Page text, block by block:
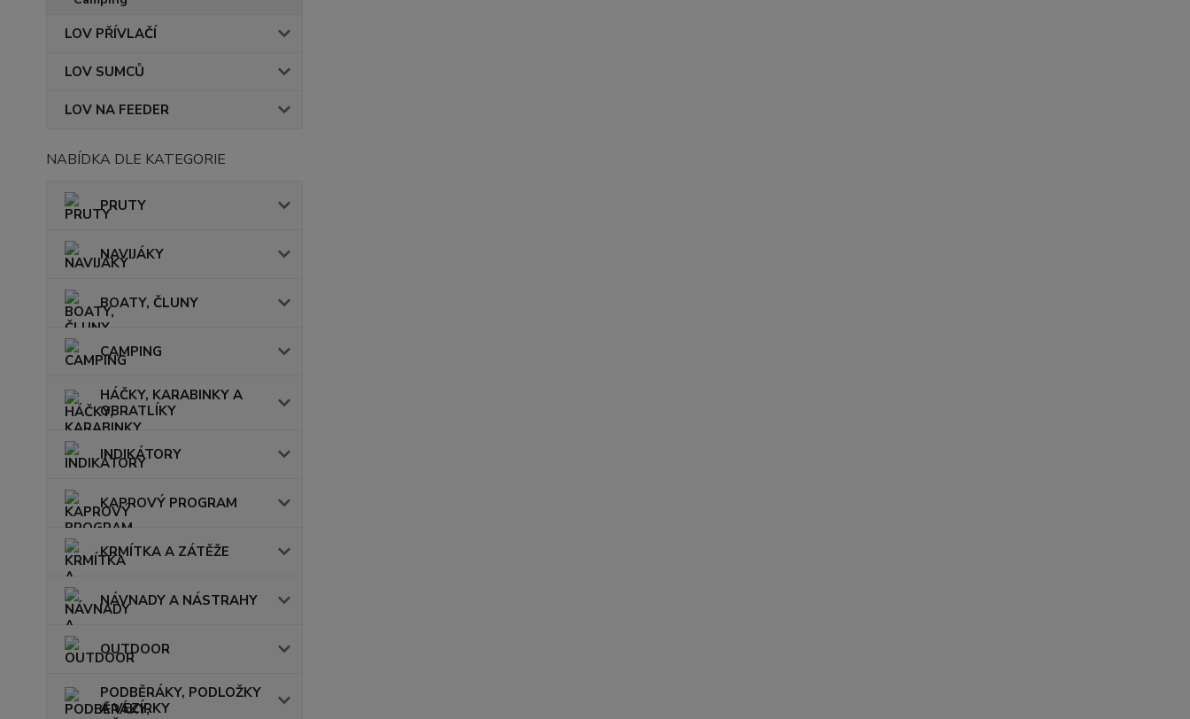
LOV PŘÍVLAČÍ
LOV SUMCŮ
LOV NA FEEDER
NABÍDKA DLE KATEGORIE
PRUTY
NAVIJÁKY
BOATY, ČLUNY
CAMPING
HÁČKY, KARABINKY A
OBRATLÍKY
INDIKÁTORY
KAPROVÝ PROGRAM
KRMÍTKA A ZÁTĚŽE
NÁVNADY A NÁSTRAHY
OUTDOOR
PODBĚRÁKY, PODLOŽKY
A VEZÍRKY